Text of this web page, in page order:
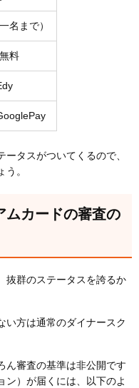
名まで）
料
タスがついてくるので、
。
ムカードの審査の
抜群のステータスを誇るか
い方は通常のダイナースク
ん審査の基準は非公開です
ン）が届くには、以下のよ